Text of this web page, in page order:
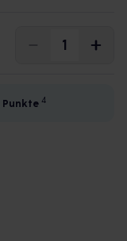
Punkte 4